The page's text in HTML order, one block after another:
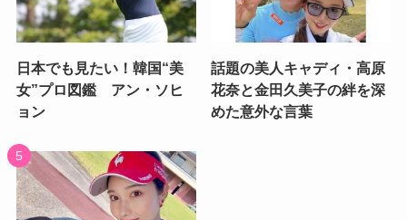
日本でも見たい！韓国“美
女”プロ図鑑 アン・ソヒ
ョン
話題の美人キャディ・高原
花奈と金田久美子の絆を深
めた意外な言葉